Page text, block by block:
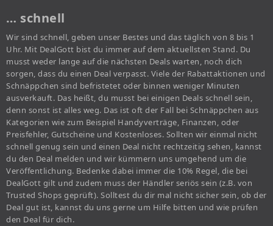
… schnell
Wir sind schnell, geben unser Bestes und das täglich von 8 bis 1
Uhr. Mit DealGott bist du immer auf dem aktuellsten Stand. Du
musst weder lange auf die nächsten Deals warten, noch dich
sorgen, dass du einen Deal verpasst. Viele der Rabattaktionen und
Schnäppchen sind befristetet oder binnen weniger Minuten
ausverkauft. Das heißt, du musst bei einigen Deals schnell sein,
denn sonst ist alles weg. Das ist oft der Fall bei Schnäppchen aus
Kategorien wie zum Beispiel Handyverträge, Finanzen, oder
Preisfehler, Gutscheine und Kostenloses. Sollten wir einmal nicht
schnell genug sein und einen Deal nicht rechtzeitig sehen, kannst
du den Deal melden und wir kümmern uns umgehend um die
Veröffentlichung. Bedenke dabei immer die 10% Regel, die bei
DealGott gilt und zudem muss der Händler seriös sein (z.B. von
Trusted Shops geprüft). Solltest du dir mal nicht sicher sein, ob der
Deal gut ist, kannst du uns gerne um Hilfe bitten und wie prüfen
den Deal für dich.